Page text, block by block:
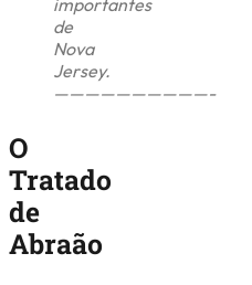
importantes
de
Nova
Jersey.
——————————-
O
Tratado
de
Abraão